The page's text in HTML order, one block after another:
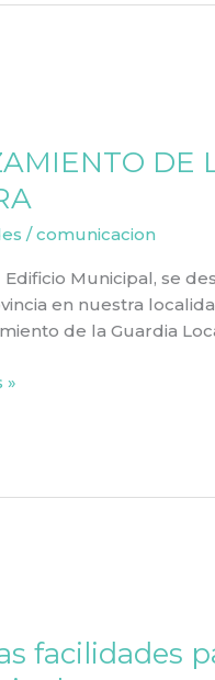
DE
/comunicacion
Edificio Municipal, se
en nuestra
de la Guardia
»
facilidades